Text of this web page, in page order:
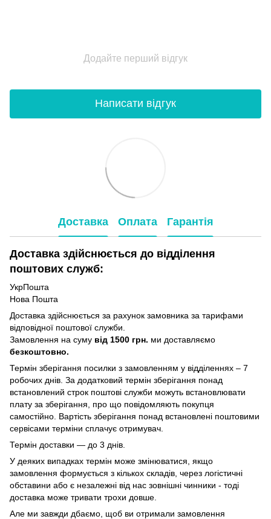
Додайте перший відгук
Написати відгук
Доставка Оплата Гарантія
Доставка здійснюється до відділення
поштових служб:
УкрПошта
Нова Пошта
Доставка здійснюється за рахунок замовника за тарифами
відповідної поштової служби.
Замовлення на суму від 1500 грн. ми доставляємо
безкоштовно.
Термін зберігання посилки з замовленням у відділеннях – 7
робочих днів. За додатковий термін зберігання понад
встановлений строк поштові служби можуть встановлювати
плату за зберігання, про що повідомляють покупця
самостійно. Вартість зберігання понад вcтановлені поштовими
сервісами терміни сплачує отримувач.
Термін доставки — до 3 днів.
У деяких випадках термін може змінюватися, якщо
замовлення формується з кількох складів, через логістичні
обставини або є незалежні від нас зовнішні чинники - тоді
доставка може тривати трохи довше.
Але ми завжди дбаємо, щоб ви отримали замовлення